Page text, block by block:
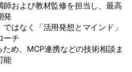
師および教材監修を担当し、最高
発
ではなく「活用発想とマインド」
ーチ
め、MCP連携などの技術相談ま
能